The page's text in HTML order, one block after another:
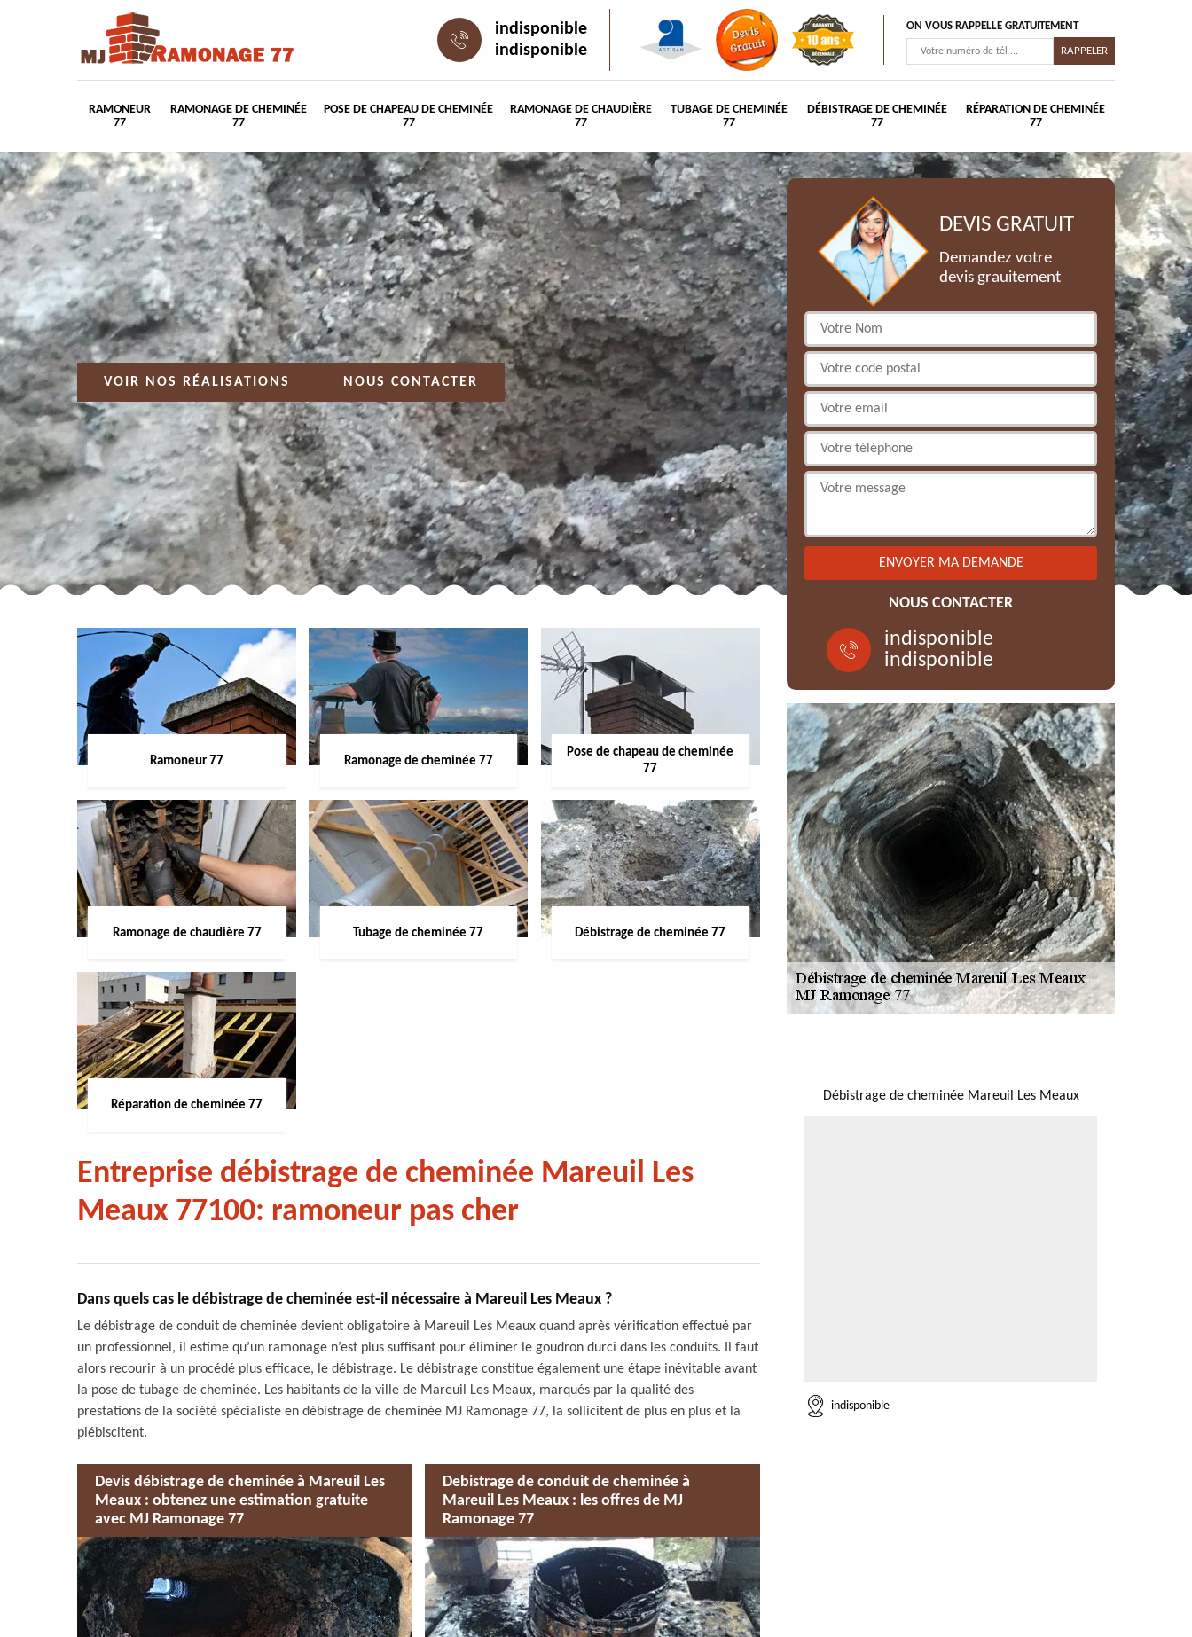
indisponible
indisponible
ON VOUS RAPPELLE GRATUITEMENT
RAMONEUR
77
RAMONAGE DE CHEMINÉE
77
POSE DE CHAPEAU DE CHEMINÉE
77
RAMONAGE DE CHAUDIÈRE
77
TUBAGE DE CHEMINÉE
77
DÉBISTRAGE DE CHEMINÉE
77
RÉPARATION DE CHEMINÉE
77
VOIR NOS RÉALISATIONS NOUS CONTACTER
Ramoneur 77 Ramonage de cheminée 77
Pose de chapeau de cheminée
77
Ramonage de chaudière 77 Tubage de cheminée 77 Débistrage de cheminée 77
Réparation de cheminée 77
Entreprise débistrage de cheminée Mareuil Les
Meaux 77100: ramoneur pas cher
Dans quels cas le débistrage de cheminée est-il nécessaire à Mareuil Les Meaux ?
Le débistrage de conduit de cheminée devient obligatoire à Mareuil Les Meaux quand après vérification effectué par
un professionnel, il estime qu’un ramonage n’est plus suffisant pour éliminer le goudron durci dans les conduits. Il faut
alors recourir à un procédé plus efficace, le débistrage. Le débistrage constitue également une étape inévitable avant
la pose de tubage de cheminée. Les habitants de la ville de Mareuil Les Meaux, marqués par la qualité des
prestations de la société spécialiste en débistrage de cheminée MJ Ramonage 77, la sollicitent de plus en plus et la
plébiscitent.
Devis débistrage de cheminée à Mareuil Les
Meaux : obtenez une estimation gratuite
avec MJ Ramonage 77
Debistrage de conduit de cheminée à
Mareuil Les Meaux : les offres de MJ
Ramonage 77
DEVIS GRATUIT
Demandez votre
devis grauitement
NOUS CONTACTER
indisponible
indisponible
Débistrage de cheminée Mareuil Les Meaux
indisponible